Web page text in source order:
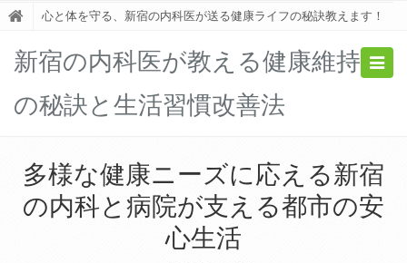
心と体を守る、新宿の内科医が送る健康ライフの秘訣教えます！
新宿の内科医が教える健康維持
の秘訣と生活習慣改善法
多様な健康ニーズに応える新宿
の内科と病院が支える都市の安
心生活